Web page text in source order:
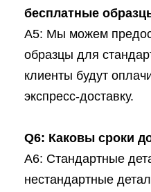
бесплатные
A5: Мы можем
образцы для
клиенты будут
экспресс-доставку.
Q6: Каковы сроки
A6: Стандартные
нестандартные